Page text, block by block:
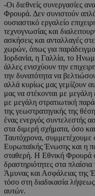
-Οι διεθνείς συνεργασίες
Φρουρά. Δεν συνιστούν
ουσιαστικό εργαλείο
τεχνογνωσίας και
ασκήσεις και ανταλλαγές
χωρών, όπως για
Ιορδανία, η Γαλλία, το
άλλες ενισχύουν την
την δυνατότητα να
αλλά κυρίως μας γεμίζουν
μας να στέκονται με
με μεγάλη στρατιωτική
της γεωστρατηγικής της
ένας ενεργός συντελεστής
στα διμερή σχήματα, όσο
Ταυτόχρονα, συμμετέχουμε
Ευρωπαϊκής Ένωσης και η
σταθερή. Η Εθνική Φρουρά
δραστηριότητες στα
Άμυνας και Ασφάλειας της
τόσο στη διαδικασία
αυτών.